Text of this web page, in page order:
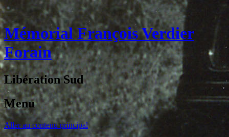
Mémorial François Verdier
Forain
Libération Sud
Menu
Aller au contenu principal